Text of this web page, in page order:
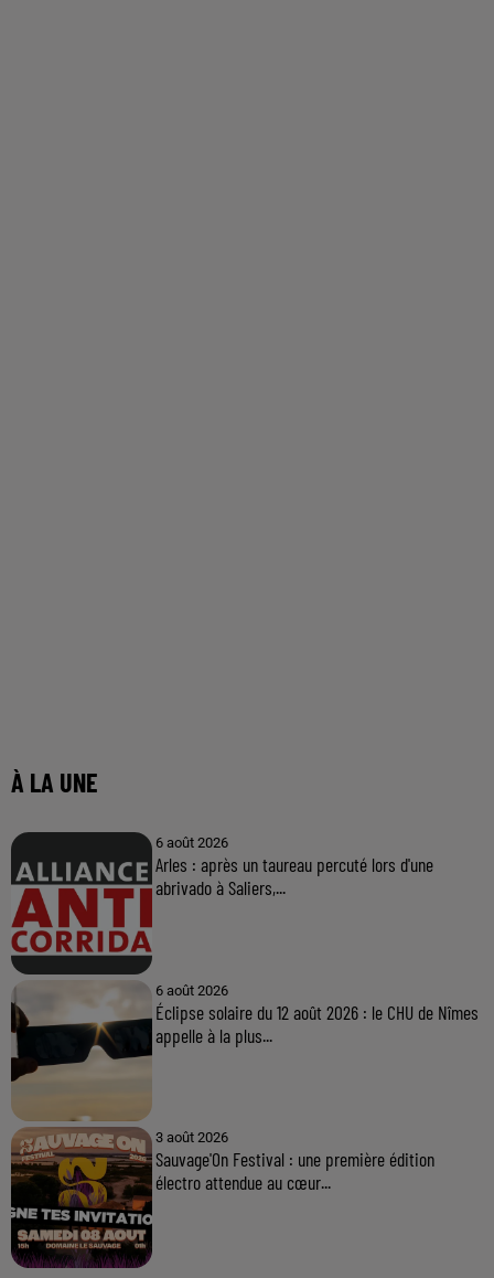
À LA UNE
6 août 2026
Arles : après un taureau percuté lors d'une
abrivado à Saliers,...
6 août 2026
Éclipse solaire du 12 août 2026 : le CHU de Nîmes
appelle à la plus...
3 août 2026
Sauvage'On Festival : une première édition
électro attendue au cœur...